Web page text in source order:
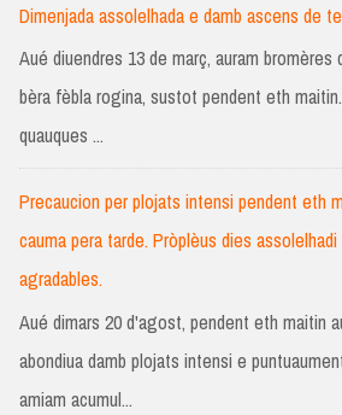
Dimenjada assolelhada e damb ascens de
Aué diuendres 13 de març, auram bromères
bèra fèbla rogina, sustot pendent eth
quauques ...
Precaucion per plojats intensi pendent eth
cauma pera tarde. Pròplèus dies
agradables.
Aué dimars 20 d'agost, pendent eth maitin
abondiua damb plojats intensi e
amiam acumul...